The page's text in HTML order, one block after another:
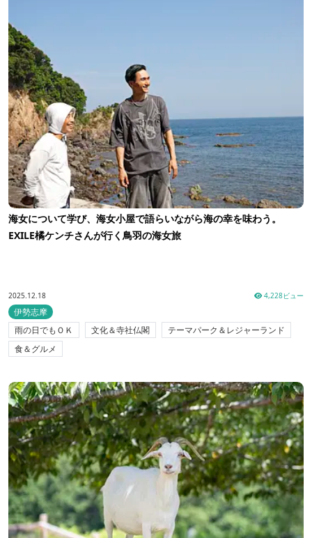
海女について学び、海女小屋で語らいながら海の幸を味わう。
EXILE橘ケンチさんが行く鳥羽の海女旅
2025.12.18 4,228ビュー
伊勢志摩
雨の日でもＯＫ
文化＆寺社仏閣
テーマパーク＆レジャーランド
食＆グルメ